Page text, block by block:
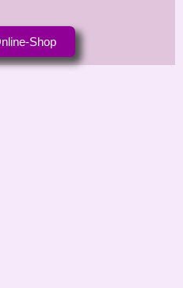
Shop